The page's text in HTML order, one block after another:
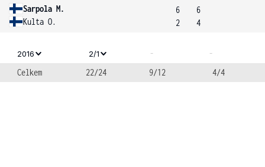
Sarpola M.
Kulta O.
6
2
6
4
2016 2/1 -
-
Celkem
22/24 9/12 4/4